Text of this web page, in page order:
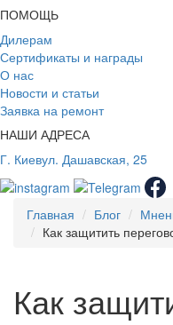
ПОМОЩЬ
Дилерам
Сертификаты и награды
О нас
Новости и статьи
Заявка на ремонт
НАШИ АДРЕСА
Г. Киевул. Дашавская, 25
Главная Блог
Как защитить
Как